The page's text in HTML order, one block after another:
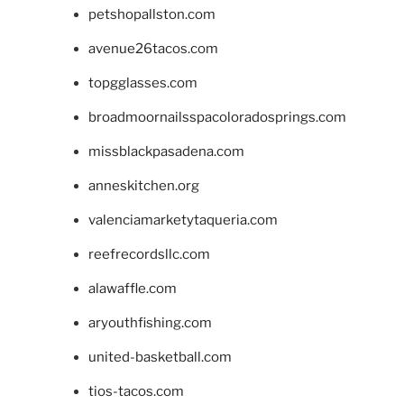
petshopallston.com
avenue26tacos.com
topgglasses.com
broadmoornailsspacoloradosprings.com
missblackpasadena.com
anneskitchen.org
valenciamarketytaqueria.com
reefrecordsllc.com
alawaffle.com
aryouthfishing.com
united-basketball.com
tios-tacos.com